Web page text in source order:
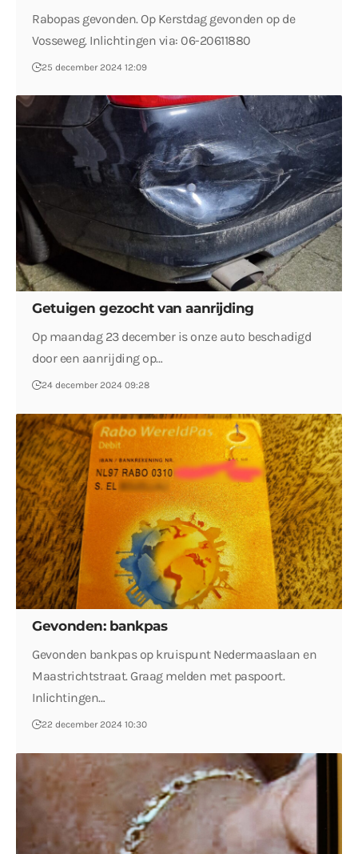
Rabopas gevonden. Op Kerstdag gevonden op de
Vosseweg. Inlichtingen via: 06-20611880
25 december 2024 12:09
Getuigen gezocht van aanrijding
Op maandag 23 december is onze auto beschadigd
door een aanrijding op…
24 december 2024 09:28
Gevonden: bankpas
Gevonden bankpas op kruispunt Nedermaaslaan en
Maastrichtstraat. Graag melden met paspoort.
Inlichtingen…
22 december 2024 10:30